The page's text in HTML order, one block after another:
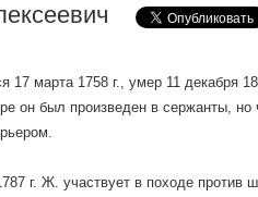
17 марта 1758 г., умер 11 декабря
он был произведен в сержанты,
г. Ж. участвует в походе против